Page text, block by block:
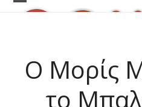
Skip
Open
Close
O Μορίς
το